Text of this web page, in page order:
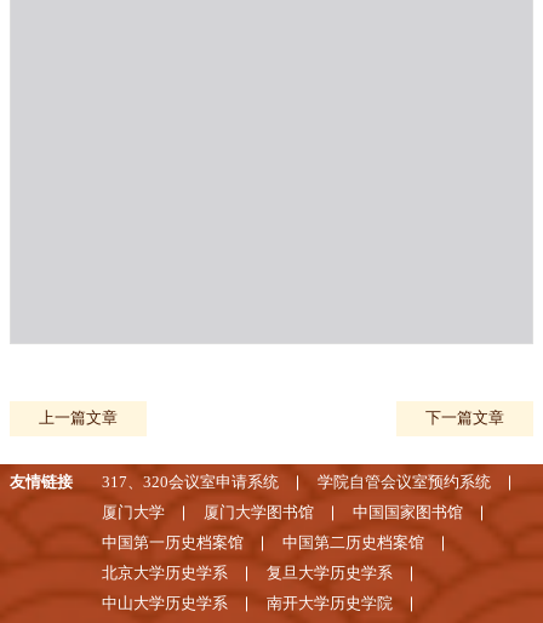
上一篇文章 下一篇文章
友情链接 317、320会议室申请系统
学院自管会议室预约系统
厦门大学
厦门大学图书馆
中国国家图书馆
中国第一历史档案馆
中国第二历史档案馆
北京大学历史学系
复旦大学历史学系
中山大学历史学系
南开大学历史学院